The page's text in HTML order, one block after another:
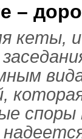
–
кеты, и